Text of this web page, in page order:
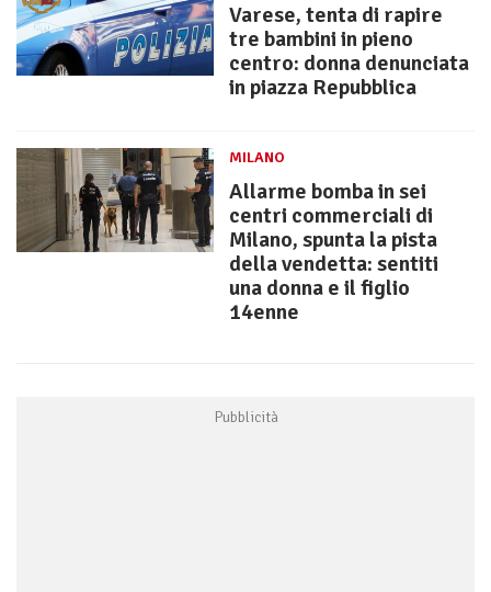
Varese, tenta di rapire
tre bambini in pieno
centro: donna denunciata
in piazza Repubblica
MILANO
Allarme bomba in sei
centri commerciali di
Milano, spunta la pista
della vendetta: sentiti
una donna e il figlio
14enne